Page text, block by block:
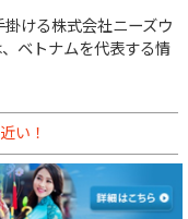
ける株式会社ニーズウ
ベトナムを代表する情
い！